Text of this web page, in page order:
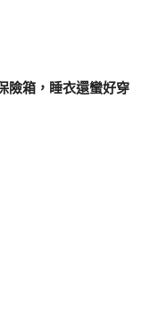
險箱，睡衣還蠻好穿